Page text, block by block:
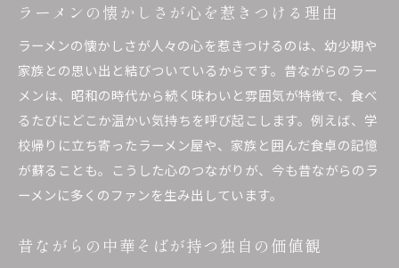
健康面から見る毎日のラーメンとの付き合い方
毎日ラーメンを食べる健康リスクと対策
ラーメン生活を楽しむための栄養バランス
昔ながらのラーメンを健康的に味わう工夫
ラーメン好きが知るべき健康情報まとめ
ラーメンと日々の食生活のバランスを考える
健康志向で楽しむ昔ながらのラーメンの選び方
昔ながらの醤油ラーメンの魅力を徹底解説
ラーメンの懐かしさが心を惹きつける理由
ラーメンの懐かしさが人々の心を惹きつけるのは、幼少期や
家族との思い出と結びついているからです。昔ながらのラー
メンは、昭和の時代から続く味わいと雰囲気が特徴で、食べ
るたびにどこか温かい気持ちを呼び起こします。例えば、学
校帰りに立ち寄ったラーメン屋や、家族と囲んだ食卓の記憶
が蘇ることも。こうした心のつながりが、今も昔ながらのラ
ーメンに多くのファンを生み出しています。
昔ながらの中華そばが持つ独自の価値観